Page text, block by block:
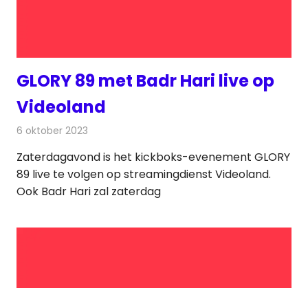
GLORY 89 met Badr Hari live op
Videoland
6 oktober 2023
Zaterdagavond is het kickboks-evenement GLORY
89 live te volgen op streamingdienst Videoland.
Ook Badr Hari zal zaterdag